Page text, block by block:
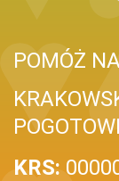
POMÓŻ
KRS: